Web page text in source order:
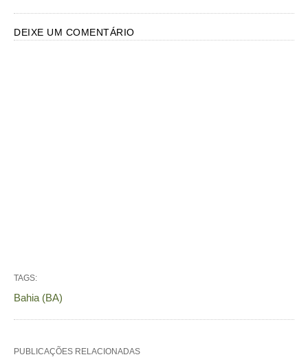
DEIXE UM COMENTÁRIO
TAGS:
Bahia (BA)
PUBLICAÇÕES RELACIONADAS